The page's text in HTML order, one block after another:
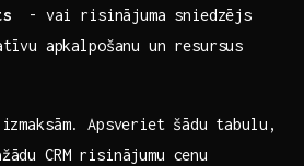
‌ -‌ vai ​risinājuma sniedzējs
apkalpošanu un resursus
‍Apsveriet šādu ⁤tabulu,
CRM risinājumu cenu